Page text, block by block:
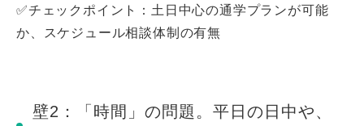
✅チェックポイント：土日中心の通学プランが可能
か、スケジュール相談体制の有無
壁2：「時間」の問題。平日の日中や、